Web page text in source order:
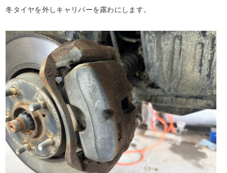
冬タイヤを外しキャリパーを露わにします。